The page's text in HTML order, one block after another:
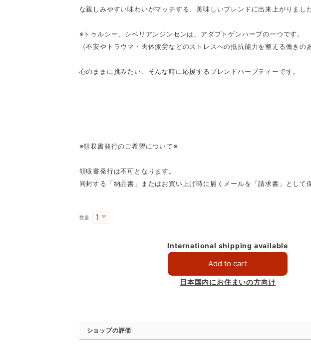
な親しみやすい味わいがマッチする、美味しいブレンドに出来上がりました
※トゥルシー、シベリアンジンセンは、アダプトゲンハーブの一つです。
（不安やトラウマ・肉体疲労などのストレスへの抵抗能力を整える働きの
心のままに挑みたい、そんな時に応援するブレンドハーブティーです。
※領収書発行のご希望について※
領収書発行は不可となります。
同封する「納品書」またはお買い上げ時に届くメールを「請求書」として
数量
International shipping available
Add to cart
日本国内にお住まいの方向け
ショップの評価